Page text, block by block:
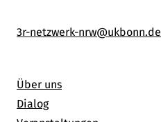
3r-netzwerk-nrw@ukbonn.de
Über uns
Dialog